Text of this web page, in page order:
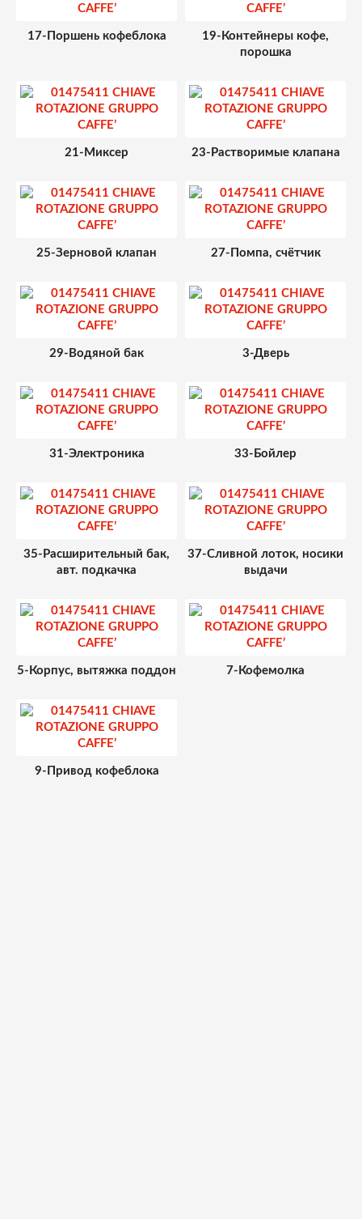
17-Поршень кофеблока
19-Контейнеры кофе,
порошка
21-Миксер 23-Растворимые клапана
25-Зерновой клапан 27-Помпа, счётчик
29-Водяной бак 3-Дверь
31-Электроника 33-Бойлер
35-Расширительный бак,
авт. подкачка
37-Сливной лоток, носики
выдачи
5-Корпус, вытяжка поддон 7-Кофемолка
9-Привод кофеблока